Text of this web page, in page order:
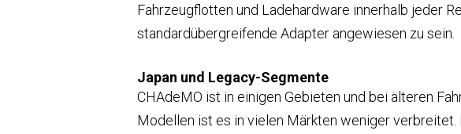
Fahrzeugflotten und Ladehardware innerhalb jeder
standardübergreifende Adapter angewiesen zu sein.
Japan und Legacy-Segmente
CHAdeMO ist in einigen Gebieten und bei älteren
Modellen ist es in vielen Märkten weniger